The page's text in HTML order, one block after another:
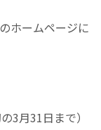
ホームページに
3月31日まで）